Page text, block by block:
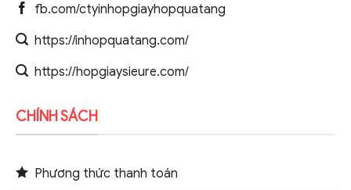
fb.com/ctyinhopgiayhopquatang
https://inhopquatang.com/
https://hopgiaysieure.com/
CHÍNH SÁCH
Phương thức thanh toán